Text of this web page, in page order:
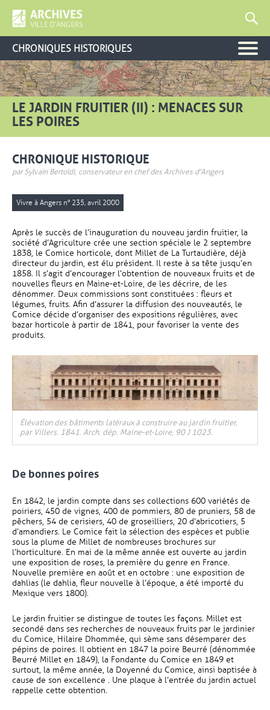
CHRONIQUES HISTORIQUES
LE JARDIN FRUITIER (II) : MENACES SUR
LES POIRES
CHRONIQUE HISTORIQUE
par Sylvain Bertoldi, conservateur en chef des Archives d'Angers
Vivre à Angers n° 235, avril 2000
Après le succès de l’inauguration du nouveau jardin fruitier, la
société d’Agriculture crée une section spéciale le 2 septembre
1838, le Comice horticole, dont Millet de La Turtaudière, déjà
directeur du jardin, est élu président. Il reste à sa tête jusqu’en
1858. Il s’agit d’encourager l’obtention de nouveaux fruits et de
nouvelles fleurs en Maine-et-Loire, de les décrire, de les
dénommer. Deux commissions sont constituées : fleurs et
légumes, fruits. Afin d’assurer la diffusion des nouveautés, le
Comice décide d’organiser des expositions régulières, avec
bazar horticole à partir de 1841, pour favoriser la vente des
produits.
Élévation des bâtiments latéraux à construire au jardin fruitier,
par Villers. 1841. Arch. dép. Maine-et-Loire, 90 J 1023.
De bonnes poires
En 1842, le jardin compte dans ses collections 600 variétés de
poiriers, 450 de vignes, 400 de pommiers, 80 de pruniers, 58 de
pêchers, 54 de cerisiers, 40 de groseilliers, 20 d’abricotiers, 5
d’amandiers. Le Comice fait la sélection des espèces et publie
sous la plume de Millet de nombreuses brochures sur
l’horticulture. En mai de la même année est ouverte au jardin
une exposition de roses, la première du genre en France.
Nouvelle première en août et en octobre : une exposition de
dahlias (le dahlia, fleur nouvelle à l’époque, a été importé du
Mexique vers 1800).
Le jardin fruitier se distingue de toutes les façons. Millet est
secondé dans ses recherches de nouveaux fruits par le jardinier
du Comice, Hilaire Dhommée, qui sème sans désemparer des
pépins de poires. Il obtient en 1847 la poire Beurré (dénommée
Beurré Millet en 1849), la Fondante du Comice en 1849 et
surtout, la même année, la Doyenné du Comice, ainsi baptisée à
cause de son excellence . Une plaque à l’entrée du jardin actuel
rappelle cette obtention.